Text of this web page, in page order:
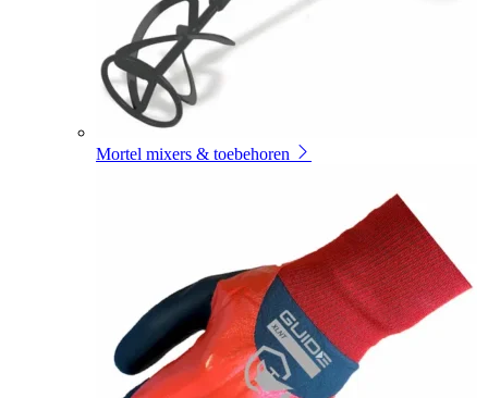
Mortel mixers & toebehoren